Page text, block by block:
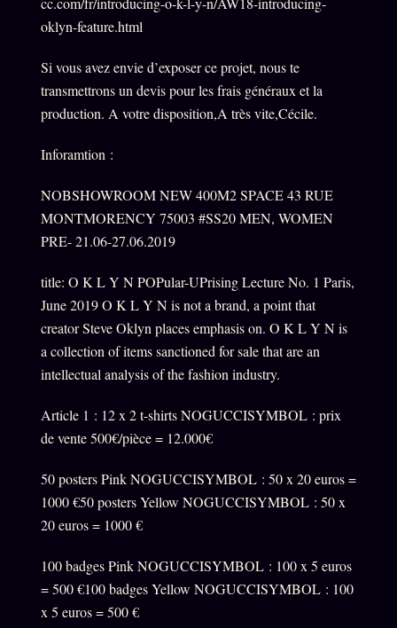
oklyn-feature.html
Si vous avez envie d’exposer ce projet, nous te
transmettrons un devis pour les frais généraux et la
production. A votre disposition,A très vite,Cécile.
Inforamtion :
NOBSHOWROOM NEW 400M2 SPACE 43 RUE
MONTMORENCY 75003 #SS20 MEN, WOMEN
PRE- 21.06-27.06.2019
title: O K L Y N POPular-UPrising Lecture No. 1 Paris,
June 2019 O K L Y N is not a brand, a point that
creator Steve Oklyn places emphasis on. O K L Y N is
a collection of items sanctioned for sale that are an
intellectual analysis of the fashion industry.
Article 1 : 12 x 2 t-shirts NOGUCCISYMBOL : prix
de vente 500€/pièce = 12.000€
50 posters Pink NOGUCCISYMBOL : 50 x 20 euros =
1000 €50 posters Yellow NOGUCCISYMBOL : 50 x
20 euros = 1000 €
100 badges Pink NOGUCCISYMBOL : 100 x 5 euros
= 500 €100 badges Yellow NOGUCCISYMBOL : 100
x 5 euros = 500 €